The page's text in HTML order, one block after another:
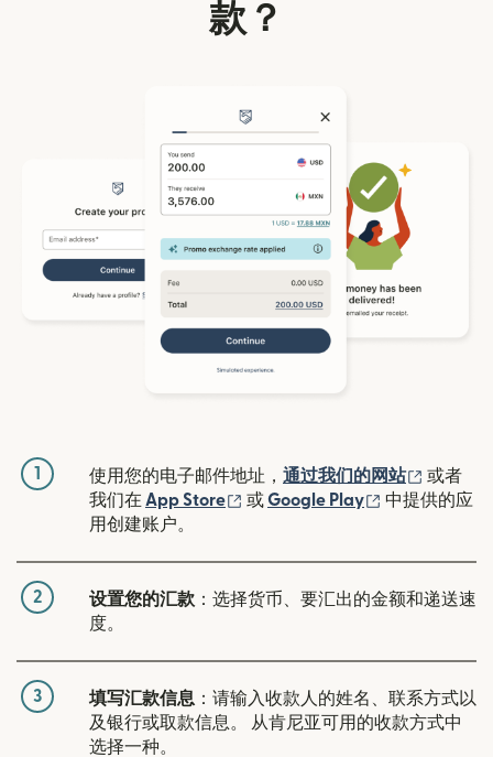
款？
1 使用您的电子邮件地址， 通过我们的网站 （在新
或者
我们在 App Store （在新窗口中打开）
或Google Play （在新窗口中
中提供的应
用创建账户。
2 设置您的汇款 ：选择货币、要汇出的金额和递送速
度。
3 填写汇款信息 ：请输入收款人的姓名、联系方式以
及银行或取款信息。 从肯尼亚可用的收款方式中
选择一种。